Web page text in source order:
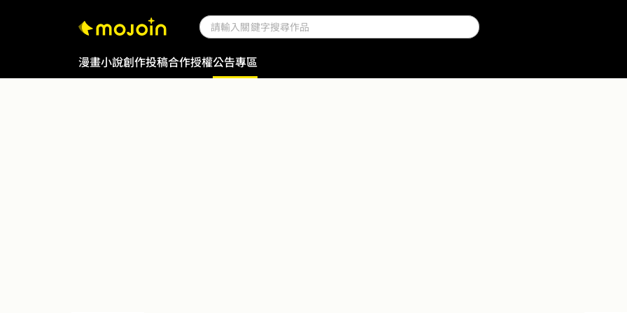
漫畫小說創作投稿合作授權公告專區